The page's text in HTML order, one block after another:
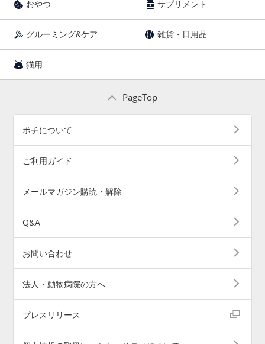
おやつ サプリメント
グルーミング&ケア 雑貨・日用品
猫用
PageTop
ポチについて
ご利用ガイド
メールマガジン購読・解除
Q&A
お問い合わせ
法人・動物病院の方へ
プレスリリース